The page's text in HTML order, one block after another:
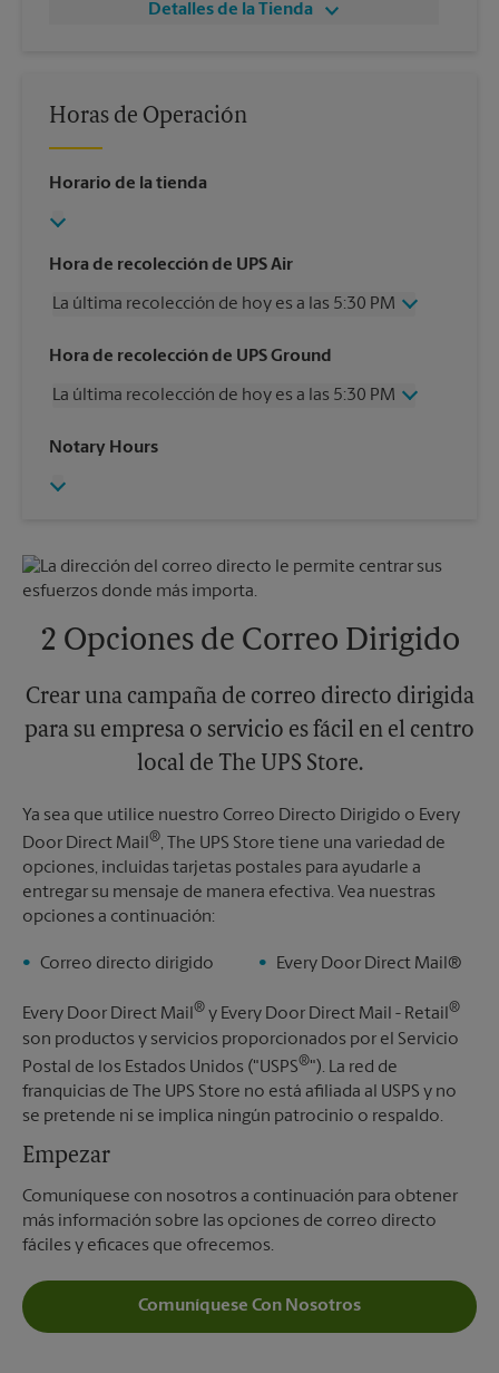
Detalles de la Tienda
Horas de Operación
Horario de la tienda
Hora de recolección de UPS Air
La última recolección de hoy es a las 5:30 PM
Miércoles
5:30 PM
Viernes
5:30 PM
Domingo
Hora de recolección de UPS Ground
La última recolección de hoy es a las 5:30 PM
Miércoles
Viernes
Lunes
5:30 PM
Martes
5:30 PM
Notary Hours
2 Opciones de Correo Dirigido
Crear una campaña de correo directo dirigida
para su empresa o servicio es fácil en el centro
local de The UPS Store.
Ya sea que utilice nuestro Correo Directo Dirigido o Every
Door Direct Mail®, The UPS Store tiene una variedad de
opciones, incluidas tarjetas postales para ayudarle a
entregar su mensaje de manera efectiva. Vea nuestras
opciones a continuación:
Correo directo dirigido Every Door Direct Mail®
Every Door Direct Mail® y Every Door Direct Mail - Retail®
son productos y servicios proporcionados por el Servicio
Postal de los Estados Unidos ("USPS®"). La red de
franquicias de The UPS Store no está afiliada al USPS y no
se pretende ni se implica ningún patrocinio o respaldo.
Empezar
Comuníquese con nosotros a continuación para obtener
más información sobre las opciones de correo directo
fáciles y eficaces que ofrecemos.
Comuníquese Con Nosotros